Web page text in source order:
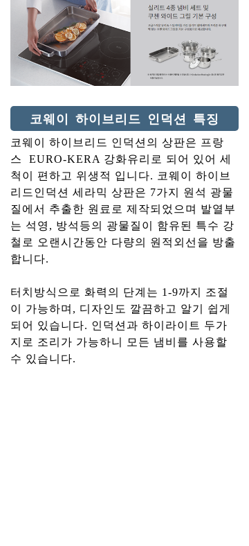
코웨이 하이브리드 인덕션 특징
코웨이 하이브리드 인덕션의 상판은 프랑
스 EURO-KERA 강화유리로 되어 있어 세
척이 편하고 위생적 입니다. 코웨이 하이브
리드인덕션 세라믹 상판은 7가지 원석 광물
질에서 추출한 원료로 제작되었으며 발열부
는 석영, 방석등의 광물질이 함유된 특수 강
철로 오랜시간동안 다량의 원적외선을 방출
합니다.
터치방식으로 화력의 단계는 1-9까지 조절
이 가능하며, 디자인도 깔끔하고 알기 쉽게
되어 있습니다. 인덕션과 하이라이트 두가
지로 조리가 가능하니 모든 냄비를 사용할
수 있습니다.